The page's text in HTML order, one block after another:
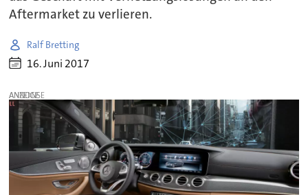
Aftermarket zu verlieren.
Ralf Bretting
16. Juni 2017
ANZEIGE